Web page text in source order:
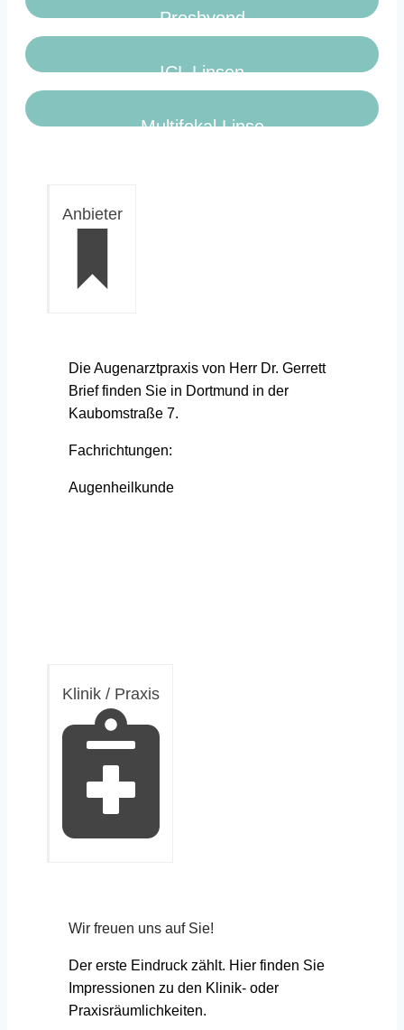
Presbyond
ICL Linsen
Multifokal Linse
Anbieter
Die Augenarztpraxis von Herr Dr. Gerrett
Brief finden Sie in Dortmund in der
Kaubomstraße 7.
Fachrichtungen:
Augenheilkunde
Klinik / Praxis
Wir freuen uns auf Sie!
Der erste Eindruck zählt. Hier finden Sie
Impressionen zu den Klinik- oder
Praxisräumlichkeiten.